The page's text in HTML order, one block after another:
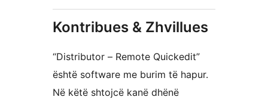
Kontribues & Zhvillues
“Distributor – Remote Quickedit”
është software me burim të hapur.
Në këtë shtojcë kanë dhënë